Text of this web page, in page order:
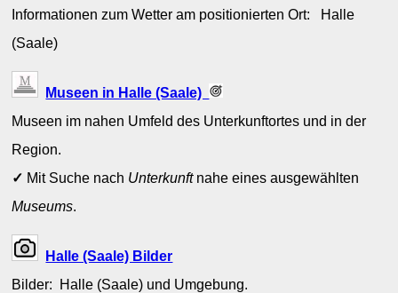
Informationen zum Wetter am positionierten Ort: Halle
(Saale)
Museen in Halle (Saale)
Museen im nahen Umfeld des Unterkunftortes und in der
Region.
✓ Mit Suche nach Unterkunftnahe eines ausgewählten
Museums.
Halle (Saale) Bilder
Bilder: Halle (Saale) und Umgebung.